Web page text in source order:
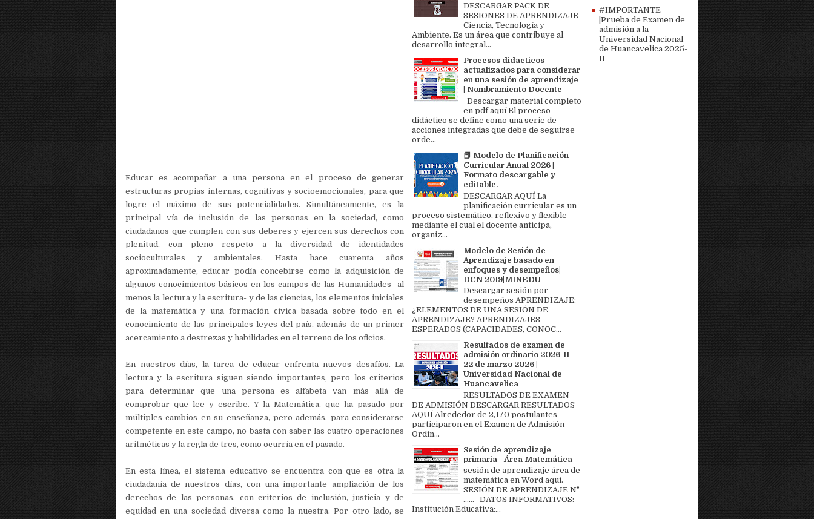
Educar es acompañar a una persona en el proceso de generar
estructuras propias internas, cognitivas y socioemocionales, para que
logre el máximo de sus potencialidades. Simultáneamente, es la
principal vía de inclusión de las personas en la sociedad, como
ciudadanos que cumplen con sus deberes y ejercen sus derechos con
plenitud, con pleno respeto a la diversidad de identidades
socioculturales y ambientales. Hasta hace cuarenta años
aproximadamente, educar podía concebirse como la adquisición de
algunos conocimientos básicos en los campos de las Humanidades -al
menos la lectura y la escritura- y de las ciencias, los elementos iniciales
de la matemática y una formación cívica basada sobre todo en el
conocimiento de las principales leyes del país, además de un primer
acercamiento a destrezas y habilidades en el terreno de los oficios.
En nuestros días, la tarea de educar enfrenta nuevos desafíos. La
lectura y la escritura siguen siendo importantes, pero los criterios
para determinar que una persona es alfabeta van más allá de
comprobar que lee y escribe. Y la Matemática, que ha pasado por
múltiples cambios en su enseñanza, pero además, para considerarse
competente en este campo, no basta con saber las cuatro operaciones
aritméticas y la regla de tres, como ocurría en el pasado.
En esta línea, el sistema educativo se encuentra con que es otra la
ciudadanía de nuestros días, con una importante ampliación de los
derechos de las personas, con criterios de inclusión, justicia y de
equidad en una sociedad diversa como la nuestra. Por otro lado, se
DESCARGAR PACK DE
SESIONES DE APRENDIZAJE
Ciencia, Tecnología y
Ambiente. Es un área que contribuye al
desarrollo integral...
Procesos didacticos
actualizados para considerar
en una sesión de aprendizaje
| Nombramiento Docente
Descargar material completo
en pdf aquí El proceso
didáctico se define como una serie de
acciones integradas que debe de seguirse
orde...
📕 Modelo de Planificación
Curricular Anual 2026 |
Formato descargable y
editable.
DESCARGAR AQUÍ La
planificación curricular es un
proceso sistemático, reflexivo y flexible
mediante el cual el docente anticipa,
organiz...
Modelo de Sesión de
Aprendizaje basado en
enfoques y desempeños|
DCN 2019|MINEDU
Descargar sesión por
desempeños APRENDIZAJE:
¿ELEMENTOS DE UNA SESIÓN DE
APRENDIZAJE? APRENDIZAJES
ESPERADOS (CAPACIDADES, CONOC...
Resultados de examen de
admisión ordinario 2026-II -
22 de marzo 2026 |
Universidad Nacional de
Huancavelica
RESULTADOS DE EXAMEN
DE ADMISIÓN DESCARGAR RESULTADOS
AQUÍ Alrededor de 2,170 postulantes
participaron en el Examen de Admisión
Ordin...
Sesión de aprendizaje
primaria - Área Matemática
sesión de aprendizaje área de
matemática en Word aquí.
SESIÓN DE APRENDIZAJE N°
...... DATOS INFORMATIVOS:
Institución Educativa:...
#IMPORTANTE
|Prueba de Examen de
admisión a la
Universidad Nacional
de Huancavelica 2025-
II